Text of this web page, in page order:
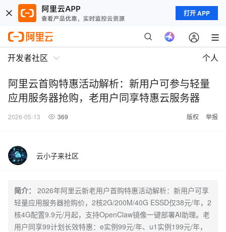
打开 APP
开发者社区 个人
阿里云首购特惠活动解析：新用户可参与轻量
应用服务器抢购，老用户同享特惠云服务器
2026-05-13 369 版权 举报
云小子来社区
简介：
2026年阿里云新老用户首购特惠活动解析：新用户可享
轻量应用服务器抢购价，2核2G/200M/40G ESSD仅38元/年，2
核4G配置9.9元/月起，支持OpenClaw镜像一键部署AI助理。老
用户同享99计划长效特惠：e实例99元/年、u1实例199元/年，